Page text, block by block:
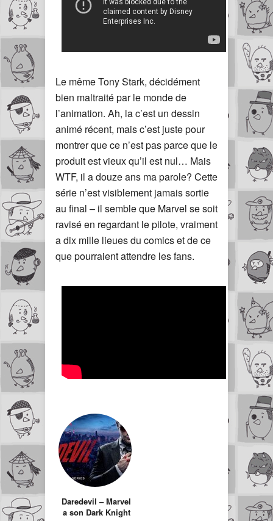
Le même Tony Stark, décidément
bien maltraité par le monde de
l’animation. Ah, la c’est un dessin
animé récent, mais c’est juste pour
montrer que ce n’est pas parce que le
produit est vieux qu’il est nul… Mais
WTF, il a douze ans ma parole? Cette
série n’est visiblement jamais sortie
au final – il semble que Marvel se soit
ravisé en regardant le pilote, vraiment
a dix mille lieues du comics et de ce
que pourraient attendre les fans.
Daredevil – Marvel
a son Dark Knight